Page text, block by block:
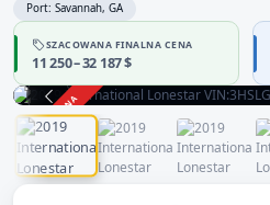
Port: Savannah, GA
SZACOWANA FINALNA CENA
11 250 – 32 187 $
ZAKOŃCZONA